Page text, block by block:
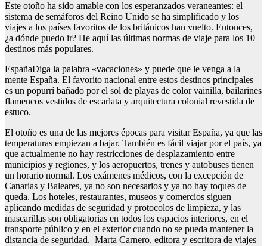
Este otoño ha sido amable con los esperanzados veraneantes: el
sistema de semáforos del Reino Unido se ha simplificado y los
viajes a los países favoritos de los británicos han vuelto. Entonces,
¿a dónde puedo ir? He aquí las últimas normas de viaje para los 10
destinos más populares.
EspañaDiga la palabra «vacaciones» y puede que le venga a la
mente España. El favorito nacional entre estos destinos principales
es un popurrí bañado por el sol de playas de color vainilla, bailarines
flamencos vestidos de escarlata y arquitectura colonial revestida de
estuco.
El otoño es una de las mejores épocas para visitar España, ya que las
temperaturas empiezan a bajar. También es fácil viajar por el país, ya
que actualmente no hay restricciones de desplazamiento entre
municipios y regiones, y los aeropuertos, trenes y autobuses tienen
un horario normal. Los exámenes médicos, con la excepción de
Canarias y Baleares, ya no son necesarios y ya no hay toques de
queda. Los hoteles, restaurantes, museos y comercios siguen
aplicando medidas de seguridad y protocolos de limpieza, y las
mascarillas son obligatorias en todos los espacios interiores, en el
transporte público y en el exterior cuando no se pueda mantener la
distancia de seguridad. Marta Carnero, editora y escritora de viajes